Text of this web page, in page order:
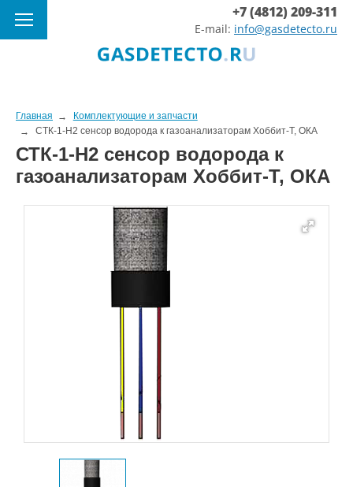
+7 (4812) 209-311
E-mail: info@gasdetecto.ru
Главная
Комплектующие и запчасти
СТК-1-H2 сенсор водорода к газоанализаторам Хоббит-Т, ОКА
СТК-1-H2 сенсор водорода к
газоанализаторам Хоббит-Т, ОКА